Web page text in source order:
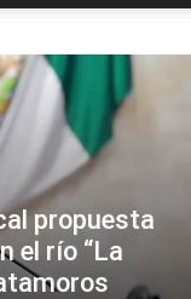
propuesta
el río “La